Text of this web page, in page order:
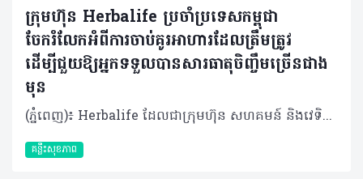
ក្រុមហ៊ុន Herbalife ប្រចាំប្រទេសកម្ពុជា
ចែករំលែកអំពីការចាប់គូរអាហារដែលត្រឹមត្រូវ
ដើម្បីជួយឱ្យអ្នកទទួលបានសារធាតុចិញ្ចឹមច្រើនជាង
មុន
(ភ្នំពេញ)៖ Herbalife ដែលជាក្រុមហ៊ុន សហគមន៍ និងវេទិកាភ្ជាប់ទំនាក់ទំនង លំដាប់ថ្នាក់ពិភពលោក ផ្នែកសុខភាព និងសុខុមាលភាពបានចែករំលែកអំពី ការចាប់គូរអាហារដោយឆ្លាតវៃ ដើម្បីជួយឱ្យអ្នកទទួលបានសារធាតុចិញ្ចឹមច្រើនជាងមុន។ អាហារូបត្ថម្ភល្អមិនមែនសំដៅលើការទទួលទានតែអាហារដែលកំពូល (Superfood) ឬវីតាមីនតែមួយមុខៗនោះទេ។ ផ្ទុយទៅវិញគឺជាការទទួលទានឱ្យមានតុល្យភាពចម្រុះមុខ ដើម្បីផ្តល់សារធាតុចិញ្ចឹមគ្រប់គ្រាន់ដល់រាងកាយសម្រាប់ការលូតលាស់ និងសុខុមាលភាពទូទៅ។ ការចាប់គូអាហារនឹងជួយឱ្យរាងកាយស្រូបយក និងប្រើប្រាស់សារធាតុចិញ្ចឹមទាំងនោះបានកាន់តែមានប្រសិទ្ធភាព។ វិទ្យាសាស្ត្រអាហារូបត្ថម្ភបានទទួលស្គាល់ថា ការរួមបញ្ចូលគ្នានៃអាហារមួយចំនួនអាចមានឥទ្ធិពលលើកម្រិតសារធាតុចិញ្ចឹមអាចត្រូវបានស្រូបយក និងប្រើប្រាស់ដោយរាងកាយ។ ដូចនេះ អ្នកក៏មានអំណាចអាចជម្រុញការស្រូបយកសារធាតុចិញ្ចឹមនៃសារពាង្គកាយខាងក្នុងបានផងដែរ តាមរយៈការផ្គួរផ្គងអាហារនីមួយៗដោយខ្លួនឯង។ វិធីមួយក្នុងចំណោមវិធីដែលងាយស្រួលបំផុតនោះ គឺការផ្លាស់ប្តូរមុខម្ហូប និងការទទួលទានអាហារសុខភាពចម្រុះឱ្យបានទៀងទាត់ ជាជាងការទទួលទានអាហារដដែលៗរាល់ថ្ងៃ។ តើអ្នកមានដឹងទេថាការផ្គូរផ្គងអាហារមួយចំនួនអាចផ្តល់អត្ថប្រយោជន៍ដល់រាងកាយច្រើនជាងការដែលអ្នកញ៉ាំអាហារទាំងនោះដាច់ដោយឡែកពីគ្នា? ការចាប់គូរអាហារឆ្លាតវៃទាំង ៥ យ៉ាង៖ បន្លែចម្រុះ ដូចជា ស្ពៃពួយឡេង ការ៉ុត ម្ទេសប្លោក និងប៉េងប៉ោះ មានផ្ទុកសារធាតុ Carotenoids មិនត្រឹមតែធ្វើឱ្យរុក្ខជាតិមានពណ៌ស្រស់ស្អាតប៉ុណ្ណឹងទេ ប៉ុន្តែវាក៏ដើរតួជាសារធាតុប្រឆាំងអុកស៊ីតកម្មផងដែរ។ សមាសធាតុនេះវារលាយក្នុងខ្លាញ់ មានន័យថាវានឹងត្រូវបានស្រូបយកបានល្អប្រសើរ នៅពេលញ៉ាំជាមួយជាតិខ្លាញ់ខ្លះ។ អ្នកអាចបន្ថែមជាតិខ្លាញ់ល្អបានតាមវិធីជាច្រើន៖ លាយប្រេងអូលីវលើសាឡាត់ បន្ថែមគ្រាប់ធញ្ញជាតិបន្តិចបន្តួចទៅក្នុងបន្លែឆ្អិន ឬបន្ថែមផ្លែបឺរជាដើម។ តាមរយៈការធ្វើបែបនេះ រាងកាយរបស់អ្នកអាចស្រូបយកសារធាតុប្រឆាំងអុកស៊ីតកម្មដ៏មានប្រយោជន៍ទាំងនេះបានកាន់តែប្រសើរ។ វីតាមីន C ជាមួយជាតិដែក ជួយទ្រទ្រង់ដល់ដំណើរអុកស៊ីសែន និងជួយដល់មេតាប៉ូលីសក្នុងការបំប្លែងអាហារជាថាមពល។ វីតាមីន និងជាតិដែកនេះមាននៅក្នុងប្រភពរុក្ខជាតិ និងសាច់សត្វ។ ជាតិដែកប្រភេទ Heme ដែលមាននៅក្នុង សាច់បក្សី ត្រី និងស៊ុត រាងកាយងាយស្រូបយកដោយមានប្រសិទ្ធភាព ខណៈដែលជាតិដែកប្រភេទ Non-heme ពីអាហាររុក្ខជាតិដូចជា សណ្តែក សណ្តែកបណ្តុះ ស្ពៃពួយឡេង និងធញ្ញជាតិ រាងកាយស្រូបយកបានតិចតែប៉ុណ្ណោះ។ វីតាមីន C ជួយបង្កើនការស្រូបយកជាតិដែកប្រភេទ Non-heme នេះ។ អ្នកអាចទទួលទានបន្ថែមវីតាមីន C រួមគ្នា តួយ៉ាងការទទួលទានប៉េងប៉ោះ ផ្លែក្រូច និងស្ត្របឺរី ដោយយកពួកវាទៅលាយបញ្ចូលនិងមុខម្ហូបដទៃដែលសម្បូរវីតាមីន C ស្រាប់ ដើម្បីជួយឱ្យរាងកាយរបស់អ្នកស្រូបយកជាតិដែកប្រភេទ Non-heme នេះបានដោយមានប្រសិទ្ធភាព។ អាហារក្រឡុកប្រូតេអ៊ីន ដែលមានបន្ថែមជាតិដែកមករួចស្រេច ក៏អាចជួយបំពេញតម្រូវការជាតិដែកបានដែរ ហើយនៅពេលចាប់គូជាមួយអាហារសម្បូរវីតាមីន C ជាតិដែកនឹងត្រូវបានស្រូបយកយ៉ាងល្អប្រសើរ។​ ដូច្នោះអ្នកអាចសាកបន្ថែមផ្លែឈើដូចជា ផ្លែម្នាស់ ស្ត្រប៊ឺរី ឬផ្លែស្វាយ ទៅក្នុងអាហារក្រឡុករបស់អ្នកបាន។ ការបន្ថែមបន្តិចបន្តួចទាំងនេះ អាចបង្កើតភាពខុសប្លែកគ្នា ក្នុងការបំពេញតម្រូវការសារធាតុចិញ្ចឹមប្រចាំថ្ងៃបាន។ តែបៃតង ជាមួយអាហារដែលសម្បូរវីតាមីន C តែបៃតងមានសមាសធាតុរុក្ខជាតិដ៏មានប្រយោជន៍ហៅថា Catechins ដែលដើរតួជាសារធាតុប្រឆាំងអុកស៊ីតកម្ម។ ការបន្ថែមក្រូចឆ្មារទៅក្នុងតែរបស់អ្នក ឬការទទួលទានវារួមជាមួយផ្លែឈើដែលសម្បូរវីតាមីន C (ដូចជា ក្រូច ស្ត្រប៊ឺរី ឬគីវី) ជួយឱ្យការស្រូបយកសមាសធាតុទាំងនេះមានភាពប្រសើរឡើង។ ប្រសិនបើអ្នកមានទម្លាប់ទទួលទានតែបៃតង ការចាប់គូវាជាមួយអាហារសម្រន់ដែលមានតុល្យភាព និងមានវីតាមីន C គឺរឹតតែល្អ។ ហើយប្រសិនបើអាហារសម្រន់របស់អ្នកមានជាតិប្រូតេអ៊ីន និងជាតិសរសៃ (Fiber) ច្រើនទៀត នោះវាកាន់តែប្រសើរព្រោះវានឹងជួយផ្តល់ថាមពលបានយូរ។ វីតាមីន D ជាមួយអាហារសម្បូរកាល់ស្យូម៖ វីតាមីន D ចាំបាច់សម្រាប់ជួយឱ្យរាងកាយស្រូបយកកាល់ស្យូម ដែលទ្រទ្រង់ដល់សុខភាពឆ្អឹង និងមុខងារសាច់ដុំ។ ត្រីដែលមានជាតិខ្លាញ់ដូចជា ត្រីសាល់ម៉ុន ត្រីបេកា និង ស៊ុតផ្តល់​​នូវវីតាមីន D បន្លែស្លឹកបៃតង អាហារធ្វើពីទឹកដោះគោ និងភេសជ្ជៈធ្វើពីរុក្ខជាតិដែលបន្ថែមសារធាតុចិញ្ចឹម ជួយផ្តល់នូវកាល់ស្យូម។ សម្រាប់អ្នកដែលមិនសូវទទួលទានសាច់ ផលិតផលដែលមានសារធាតុចិញ្ចឹម ឬអាហារបំប៉នដែលផ្តល់វីតាមីន D អាចជួយបំពេញចន្លោះខ្វះខាតទាំងនេះបាន។ នៅពេលរួមបញ្ចូលគ្នាជាមួយអាហារសម្បូរកាល់ស្យូម មិនថាពីប្រភពរុក្ខជាតិ ឬសត្វនោះទេ ពួកវាអាចជួយទ្រទ្រង់តម្រូវការរាងកាយរបស់អ្នកបាន។ មនុស្សពេញវ័យជាច្រើនមិនសូវទទួលទានប្រូតេអ៊ីន និងជាតិសរសៃបានគ្រប់គ្រាន់តាមតម្រូវការប្រចាំថ្ងៃនោះទេ សារធាតុទាំងពីរនេះសុទ្ធតែសំខាន់សម្រាប់ទ្រទ្រង់ភាពឆ្អែត។ ដូច្នេះការរួមបញ្ចូលប្រូតេអ៊ីនជាមួយអាហារដែលមានជាតិសរសៃខ្ពស់ អាចជួយឱ្យអ្នកមានអារម្មណ៍ឆ្អែតបានយូរ ហើយជាតិសរសៃក៏ជួយដល់សុខភាពប្រព័ន្ធរំលាយអាហារផងដែរ។ សរុបសេចក្តីមកវិញ អាហារូបត្ថម្ភល្អ មិនមែនជាច្បាប់ដ៏តឹងរ៉ឹង ឬការដេញតាមញ៉ាំតែអាហារកំពូល Superfood ណាមួយនោះទេ។ វាគឺជាការផ្តល់ឱ្យរាងកាយរបស់អ្នកនូវសារធាតុចិញ្ចឹមដែលវាត្រូវការឱ្យបានទៀងទាត់ តាមរបៀបដែលសមស្របនឹងរបៀបរស់នៅរបស់អ្នក។ ការទទួលទានអាហារចម្រុះមានន័យថា អ្នកនឹងទទួលបានអត្ថប្រយោជន៍ពីការចាប់គូអាហារទាំងនេះ។ ខណៈពេលដែលអាហារធម្មជាតិគឺជាអាហារចម្បងនៃរបបអាហារ ផលិតផលដែលបន្ថែមសារធាតុចិញ្ចឹម អាហារក្រឡុកប្រូតេអ៊ីន សុទ្ធតែអាចប្រើជារបស់ជំនួយបំពេញចន្លោះខ្វះខាត ជាពិសេសនៅពេលដែលអ្នកមមាញឹកហើយត្រូវការឱ្យរាងកាយអ្នកមានអាហារូបត្ថម្ភគ្រប់គ្រាន់។ អាហារូបត្ថម្ភ មិនមែនទាមទារភាពល្អឥតខ្ចោះនោះទេ ប៉ុន្តែវាទាមទារនូវភាពជាប់លាប់ក្នុងការអនុវត្ត។ តាមរយៈការរួមបញ្ចូលគ្នារវាងការចាប់គូអាហារ ជាមួយនឹងការជ្រើសរើសអាហារដែលផ្ដល់សុខភាពល្អ រួមមានប្រូតេអ៊ីនពី ប្រភពរុក្ខជាតិ និងសត្វ បន្លែផ្លែឈើ គ្រាប់ធញ្ញជាតិដែលសម្បូរជាតិសរសៃ និងខ្លាញ់ល្អ អ្នកនឹងនឹងទទួលបាននូវអាហារូបត្ថម្ភដែលប្រកបដោយនិរន្តរភាព ដើម្បីផ្ដល់ឱ្យរាងកាយនូវអ្វីដែលវាត្រូវការជាចាំបាច់ពីមួយថ្ងៃទៅមួយថ្ងៃ។ អំពីក្រុមហ៊ុន Herbalife ក្រុមហ៊ុន Herbalife (NYSE: HLF) គឺជាក្រុមហ៊ុនសុខភាព និងសុខុមាលភាពឈានមុខគេ និងជាសហគមន៍ដែលកំពុងផ្លាស់ប្តូរជីវិតរបស់មនុស្សជាមួយនឹងផលិតផលអាហារូបត្ថម្ភដ៏អស្ចារ្យ និងជាឱកាសអាជីវកម្មសម្រាប់សមាជិកឯករាជ្យ​របស់ខ្លួនចាប់តាំងពីឆ្នាំ 1980។ ក្រុមហ៊ុនផ្តល់ជូននូវផលិតផលដែលគាំទ្រដោយវិទ្យាសាស្រ្តដល់អ្នកប្រើប្រាស់នៅក្នុងទីផ្សារជាង 90។ តាមរយៈសមាជិកឯករាជ្យដែលផ្តល់ជូននូវការបណ្តុះបណ្តាលមួយទល់មួយ និងផ្តល់ការគាំទ្រសហគមន៍ដោយបំផុសគំនិតឱ្យអតិថិជនប្រកាន់ខ្ជាប់នូវរបៀបរស់នៅដែលមានភាពសកម្ម។
គន្លឹះសុខភាព